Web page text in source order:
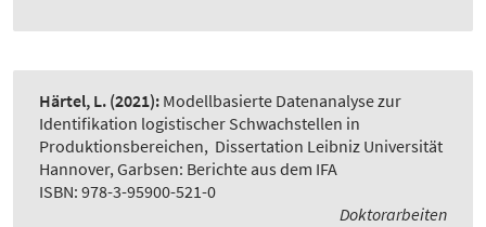
Härtel, L. (2021): Modellbasierte Datenanalyse zur
Identifikation logistischer Schwachstellen in
Produktionsbereichen, Dissertation Leibniz Universität
Hannover, Garbsen: Berichte aus dem IFA
ISBN: 978-3-95900-521-0
Doktorarbeiten